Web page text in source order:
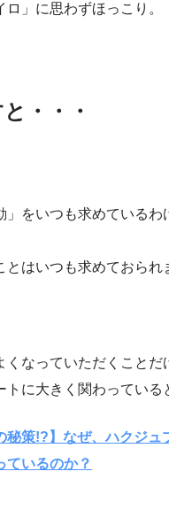
」に思わずほっこり。
・・・
」をいつも求めているわ
とはいつも求めておられ
くなっていただくことだ
トに大きく関わっている
秘策!?】なぜ、ハクジュ
ているのか？